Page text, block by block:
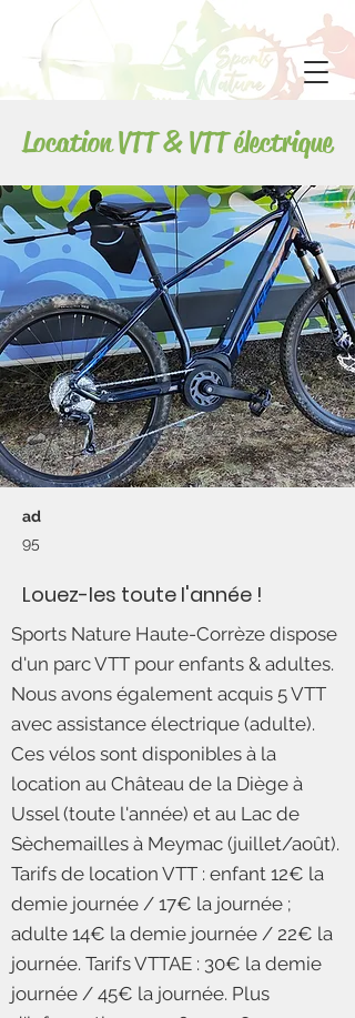
ad
95
Louez-les toute l'année !
Sports Nature Haute-Corrèze dispose
d'un parc VTT pour enfants & adultes.
Nous avons également acquis 5 VTT
avec assistance électrique (adulte).
Ces vélos sont disponibles à la
location au Château de la Diège à
Ussel (toute l'année) et au Lac de
Sèchemailles à Meymac (juillet/août).
Tarifs de location VTT : enfant 12€ la
demie journée / 17€ la journée ;
adulte 14€ la demie journée / 22€ la
journée. Tarifs VTTAE : 30€ la demie
journée / 45€ la journée. Plus
Location VTT & VTT électrique